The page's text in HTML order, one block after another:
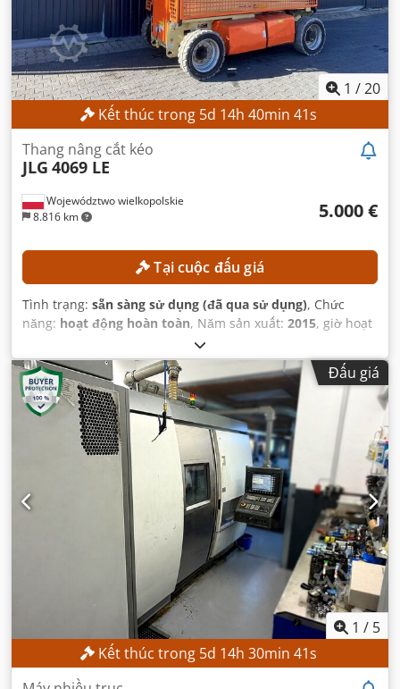
1 /20
Kết thúc trong 5d 14h 40min 40s
Województwo wielkopolskie
8.816 km
Thang nâng cắt kéo
JLG 4069 LE
5.000 €
Tại cuộc đấu giá
Tình trạng: sẵn sàng sử dụng (đã qua sử dụng), Chức
năng: hoạt động hoàn toàn, Năm sản xuất: 2015, giờ hoạt
, số máy/phương tiện:
làm việc:14.000 mm,
Đấu giá
1 / 5
Kết thúc trong 5d 14h 30min 40s